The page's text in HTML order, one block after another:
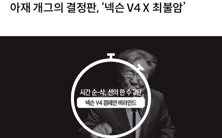
아재 개그의 결정판, ‘넥슨 V4 X 최불암’